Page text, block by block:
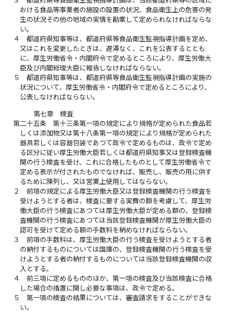
おける食品等事業者の施設の設置の状況、食品衛生上の危害の発
生の状況その他の地域の実情を勘案して定められなければならな
い。
４
都道府県知事等は、都道府県等食品衛生監視指導計画を定め、
又はこれを変更したときは、遅滞なく、これを公表するととも
に、厚生労働省令・内閣府令で定めるところにより、厚生労働大
臣及び内閣総理大臣に報告しなければならない。
５
都道府県知事等は、都道府県等食品衛生監視指導計画の実施の
状況について、厚生労働省令・内閣府令で定めるところにより、
公表しなければならない。
第七章 検査
第二十五条
第十三条第一項の規定により規格が定められた食品若
しくは添加物又は第十八条第一項の規定により規格が定められた
器具若しくは容器包装であつて政令で定めるものは、政令で定め
る区分に従い厚生労働大臣若しくは都道府県知事又は登録検査機
関の行う検査を受け、これに合格したものとして厚生労働省令で
定める表示が付されたものでなければ、販売し、販売の用に供す
るために陳列し、又は営業上使用してはならない。
２
前項の規定による厚生労働大臣又は登録検査機関の行う検査を
受けようとする者は、検査に要する実費の額を考慮して、厚生労
働大臣の行う検査にあつては厚生労働大臣が定める額の、登録検
査機関の行う検査にあつては当該登録検査機関が厚生労働大臣の
認可を受けて定める額の手数料を納めなければならない。
３
前項の手数料は、厚生労働大臣の行う検査を受けようとする者
の納付するものについては国庫の、登録検査機関の行う検査を受
けようとする者の納付するものについては当該登録検査機関の収
入とする。
４
前三項に定めるもののほか、第一項の検査及び当該検査に合格
した場合の措置に関し必要な事項は、政令で定める。
５
第一項の検査の結果については、審査請求をすることができな
い。